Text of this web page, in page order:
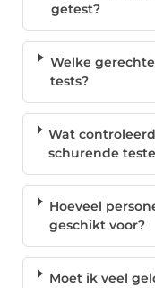
getest?
Welke
tests?
Wat
schurende
Hoeveel
geschikt voor?
Moet ik veel